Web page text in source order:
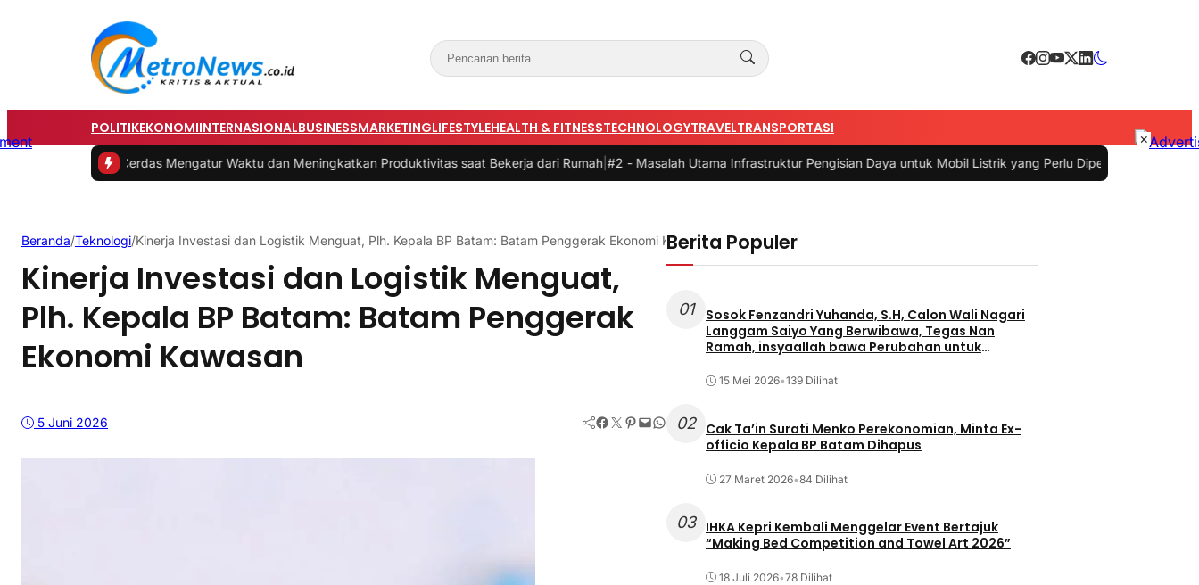
POLITIKEKONOMIINTERNASIONALBUSINESSMARKETINGLIFESTYLEHEALTH & FITNESSTECHNOLOGYTRAVELTRANSPORTASI
Tips Cerdas Mengatur Waktu dan Meningkatkan Produktivitas saat Bekerja dari Rumah|#2 -Masalah Utama Infrastruktur Pengisian Daya untuk Mobil Listrik yang Perlu Diperhatikan
Beranda/Teknologi/Kinerja Investasi dan Logistik Menguat, Plh. Kepala BP Batam: Batam Penggerak Ekonomi Kawasan
Kinerja Investasi dan Logistik Menguat,
Plh. Kepala BP Batam: Batam Penggerak
Ekonomi Kawasan
5 Juni 2026 Facebook Twitter Pinterest Mail WhatsApp
Berita Populer
01
Sosok Fenzandri Yuhanda, S.H, Calon Wali Nagari
Langgam Saiyo Yang Berwibawa, Tegas Nan
Ramah, insyaallah bawa Perubahan untuk
15 Mei 2026•139 Dilihat
02
Cak Ta’in Surati Menko Perekonomian, Minta Ex-
officio Kepala BP Batam Dihapus
27 Maret 2026•84 Dilihat
03
IHKA Kepri Kembali Menggelar Event Bertajuk
“Making Bed Competition and Towel Art 2026”
18 Juli 2026•78 Dilihat
×